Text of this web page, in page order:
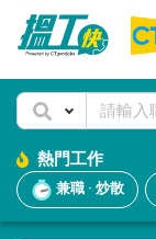
熱門工作
兼職 · 炒散